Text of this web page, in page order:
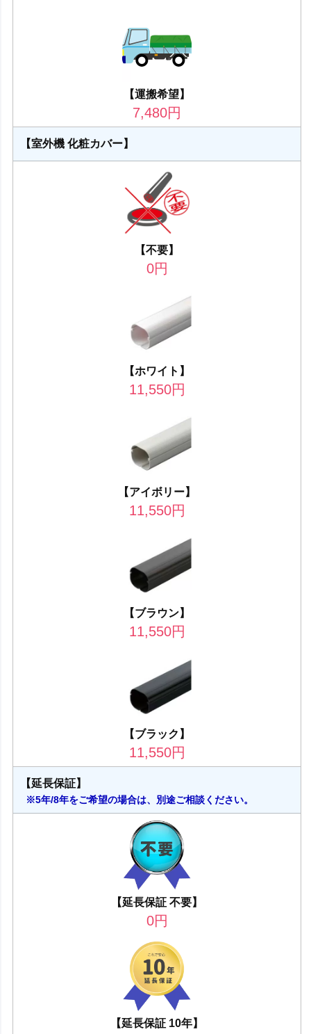
【運搬希望】
7,480円
【室外機 化粧カバー】
【不要】
0円
【ホワイト】
11,550円
【アイボリー】
11,550円
【ブラウン】
11,550円
【ブラック】
11,550円
【延長保証】
※5年/8年をご希望の場合は、別途ご相談ください。
【延長保証 不要】
0円
【延長保証 10年】